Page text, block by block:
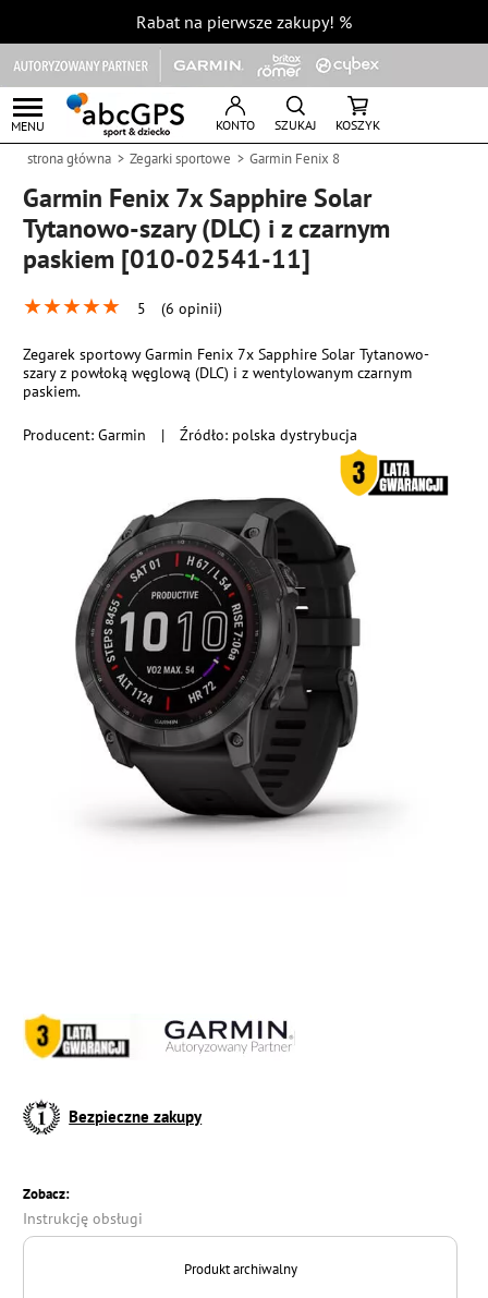
Rabat na pierwsze zakupy! %
MENU KONTO SZUKAJ KOSZYK
strona główna Zegarki sportowe Garmin Fenix 8
Garmin Fenix 7x Sapphire Solar
Tytanowo-szary (DLC) i z czarnym
paskiem [010-02541-11]
★★★★★ 5 (6 opinii)
Producent:Garmin | Źródło: polska dystrybucja
Zegarek sportowy Garmin Fenix 7x Sapphire Solar Tytanowo-
szary z powłoką węglową (DLC) i z wentylowanym czarnym
paskiem.
Bezpieczne zakupy
Zobacz:
Instrukcję obsługi
Produkt archiwalny